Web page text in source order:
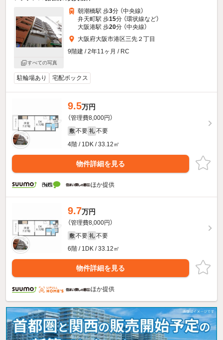
すべての写真
朝潮橋駅 歩3分 （中央線）
弁天町駅 歩15分 （環状線など）
大阪港駅 歩20分 （中央線）
大阪府大阪市港区三先２丁目
9階建 / 2年11ヶ月 / RC
駐輪場あり 宅配ボックス
9.5万円
（管理費8,000円）
敷 不要 礼 不要
4階 / 1DK / 33.12㎡
物件詳細を見る
ほか提供
9.7万円
（管理費8,000円）
敷 不要 礼 不要
6階 / 1DK / 33.12㎡
物件詳細を見る
ほか提供